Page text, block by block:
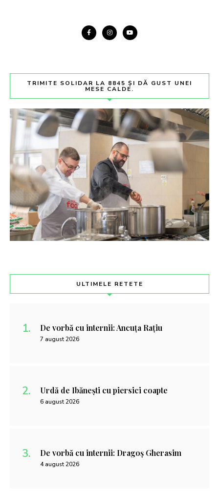
TRIMITE SOLIDAR LA 8845 ȘI DĂ GUST UNEI
MESE CALDE.
ULTIMELE RETETE
De vorbă cu internii: Ancuța Rațiu
7 august 2026
Urdă de Ibănești cu piersici coapte
6 august 2026
De vorbă cu internii: Dragoș Gherasim
4 august 2026